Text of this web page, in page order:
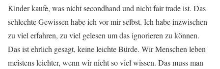
Kinder kaufe, was nicht secondhand und nicht fair trade ist. Das
schlechte Gewissen habe ich vor mir selbst. Ich habe inzwischen
zu viel erfahren, zu viel gelesen um das ignorieren zu können.
Das ist ehrlich gesagt, keine leichte Bürde. Wir Menschen leben
meistens leichter, wenn wir nicht so viel wissen. Das muss man